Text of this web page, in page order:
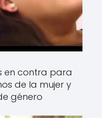
en contra para
de la mujer y
género